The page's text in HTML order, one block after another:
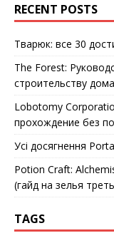
RECENT POSTS
Тварюк: все 30
The Forest:
строительству дома
Lobotomy
прохождение без
Усі досягнення
Potion Craft:
(гайд на зелья
TAGS